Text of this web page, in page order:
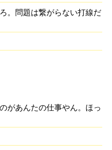
。問題は繋がらない打線だ
があんたの仕事やん。ほっ